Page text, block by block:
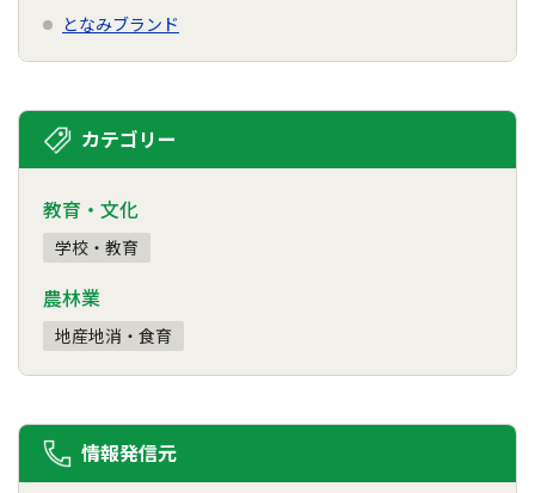
となみブランド
カテゴリー
教育・文化
学校・教育
農林業
地産地消・食育
情報発信元